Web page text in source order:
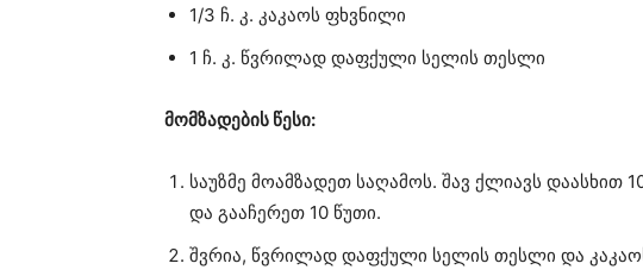
1/3 ჩ. კ. კაკაოს ფხვნილი
1 ჩ. კ. წვრილად დაფქული სელის თესლი
მომზადების წესი:
საუზმე მოამზადეთ საღამოს. შავ ქლიავს
და გააჩერეთ 10 წუთი.
შვრია, წვრილად დაფქული სელის თესლი და